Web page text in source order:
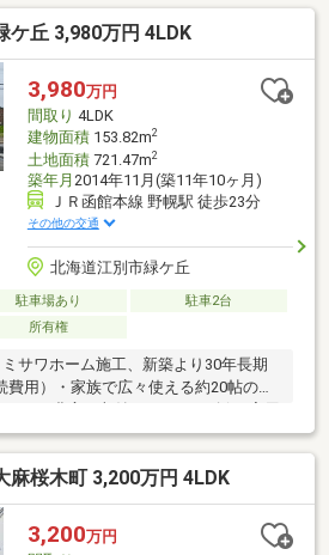
帯だと住みやすい間取りです。【周辺
ｍ（徒歩23分）・セブンイレブン江
徒歩22分）・江別市立文京台小学校ま
別市立大麻中学校まで約2700ｍ（徒歩
ケ丘 3,980万円 4LDK
3,980万円
間取り 4LDK
建物面積153.82m2
土地面積721.47m2
築年月 2014年11月(築11年10ヶ月)
ＪＲ函館本線 野幌駅 徒歩23分
その他の交通
北海道江別市緑ケ丘
駐車場あり
駐車2台
所有権
サワホーム施工、新築より30年長期
費用）・家族で広々使える約20帖の
入りや荷物置きに重宝する、物置2ヵ所
以上のカースペースあり・南西側には
など多用途に使える広い空地・延床
の広々とした2階建■車で5分程度の主
クス野幌店、コープさっぽろ野幌
タウン江別・トライアル野幌店、無印
麻桜木町 3,200万円 4LDK
3,200万円